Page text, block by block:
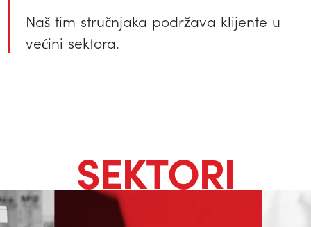
Naš tim stručnjaka podržava klijente u
većini sektora.
SEKTORI